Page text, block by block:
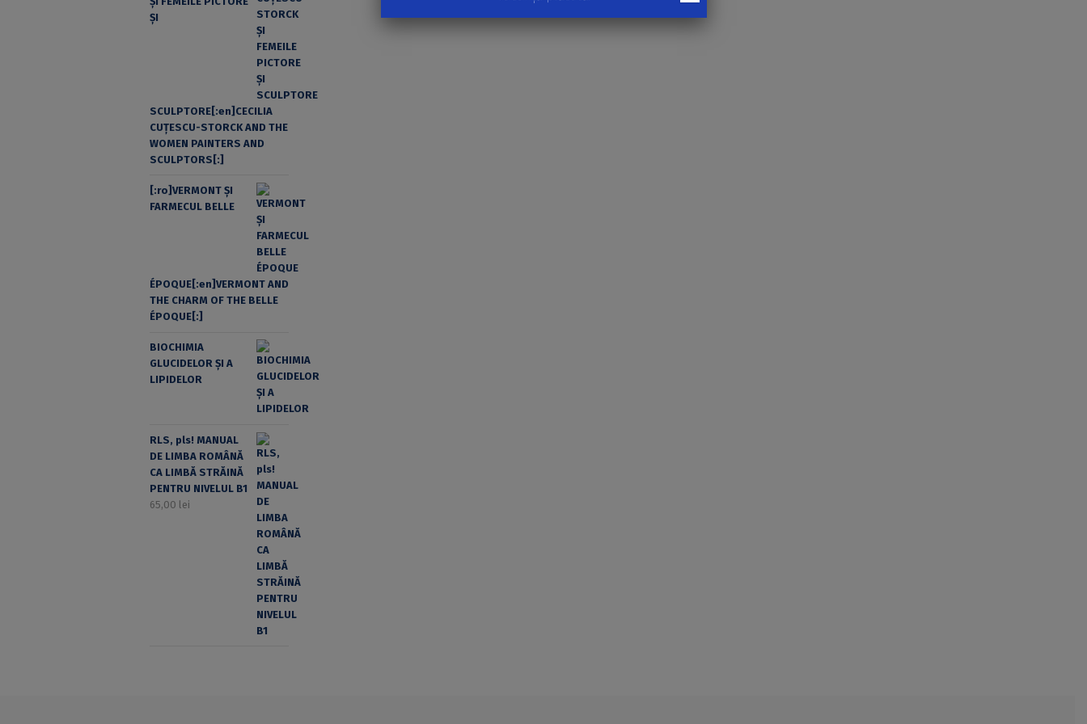
ŞI
SCULPTORE[:en]CECILIA
CUŢESCU-STORCK AND THE
WOMEN PAINTERS AND
SCULPTORS[:]
[:ro]VERMONT ȘI
FARMECUL BELLE
ÉPOQUE[:en]VERMONT AND
THE CHARM OF THE BELLE
ÉPOQUE[:]
BIOCHIMIA
GLUCIDELOR ȘI A
LIPIDELOR
RLS, pls! MANUAL
DE LIMBA ROMÂNĂ
CA LIMBĂ STRĂINĂ
PENTRU NIVELUL B1
65,00 lei